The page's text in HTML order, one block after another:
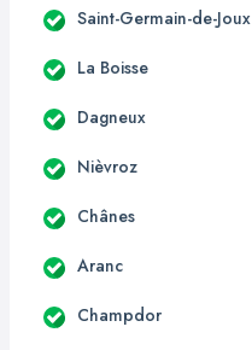
Saint-Germain-de-Joux
La Boisse
Dagneux
Nièvroz
Chânes
Aranc
Champdor